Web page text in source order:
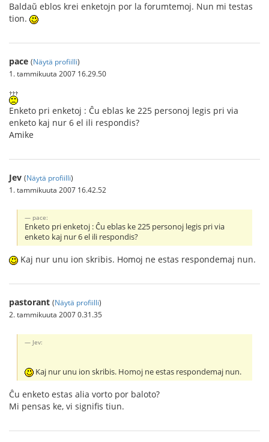
Baldaŭ eblos krei enketojn por la forumtemoj. Nun mi testas
tion.
pace (Näytä profiilli)
1. tammikuuta 2007 16.29.50
Enketo pri enketoj : Ĉu eblas ke 225 personoj legis pri via
enketo kaj nur 6 el ili respondis?
Amike
Jev (Näytä profiilli)
1. tammikuuta 2007 16.42.52
pace:
Enketo pri enketoj : Ĉu eblas ke 225 personoj legis pri via
enketo kaj nur 6 el ili respondis?
Kaj nur unu ion skribis. Homoj ne estas respondemaj nun.
pastorant (Näytä profiilli)
2. tammikuuta 2007 0.31.35
Jev:
Kaj nur unu ion skribis. Homoj ne estas respondemaj nun.
Ĉu enketo estas alia vorto por baloto?
Mi pensas ke, vi signifis tiun.